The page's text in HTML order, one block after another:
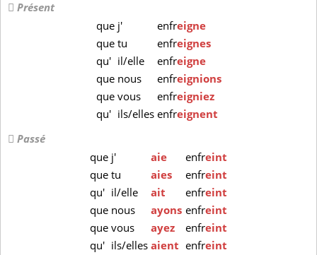
Présent
que j' enfreigne
que tu enfreignes
qu' il/elle enfreigne
que nous enfreignions
que vous enfreigniez
qu' ils/elles enfreignent
Passé
que j' aie enfreint
quetu aies enfreint
qu' il/elle ait enfreint
que nous ayons enfreint
quevous ayez enfreint
qu' ils/ellesaient enfreint